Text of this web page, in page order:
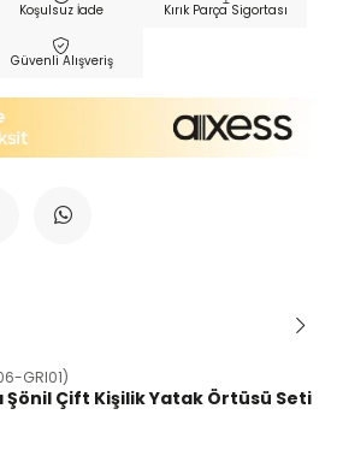
Koşulsuz İade Kırık Parça Sigortası
Güvenli Alışveriş
GRI01)
Şönil Çift Kişilik Yatak Örtüsü Seti